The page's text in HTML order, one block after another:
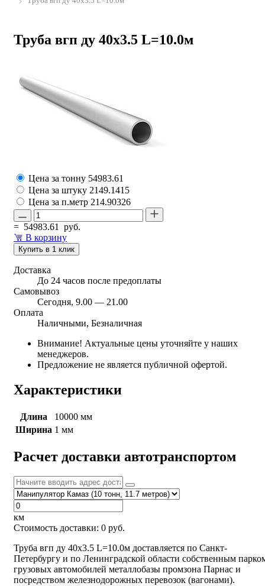
Труба вгп ду 40х3.5 L=10.0м
Цена за тонну 54983.61
Цена за штуку 2149.1415
Цена за п.метр 214.90326
= 54983.61
руб.
В корзину
Купить в 1 клик
Доставка
До 24 часов после предоплаты
Самовывоз
Сегодня, 9.00 — 21.00
Оплата
Наличными, Безналичная
Внимание! Актуальные цены уточняйте у наших
менеджеров.
Предложение не является публичной офертой.
Характеристики
Длина
10000 мм
Ширина 1 мм
Расчет доставки автотранспортом
км
Стоимость доставки: 0 руб.
Труба вгп ду 40х3.5 L=10.0м доставляется по Санкт-
Петербургу и по Ленинградской области собственным
грузовых автомобилей металлобазы промзона Парнас и
посредством железнодорожных перевозок (вагонами).